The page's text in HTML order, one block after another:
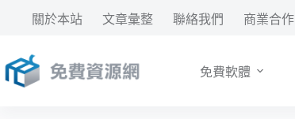
要
內
關於本站 文章彙整 聯絡我們 商業合作
免費軟體